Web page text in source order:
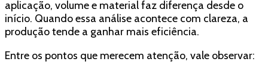
aplicação, volume e material faz diferença desde o
início. Quando essa análise acontece com clareza, a
produção tende a ganhar mais eficiência.
Entre os pontos que merecem atenção, vale observar: